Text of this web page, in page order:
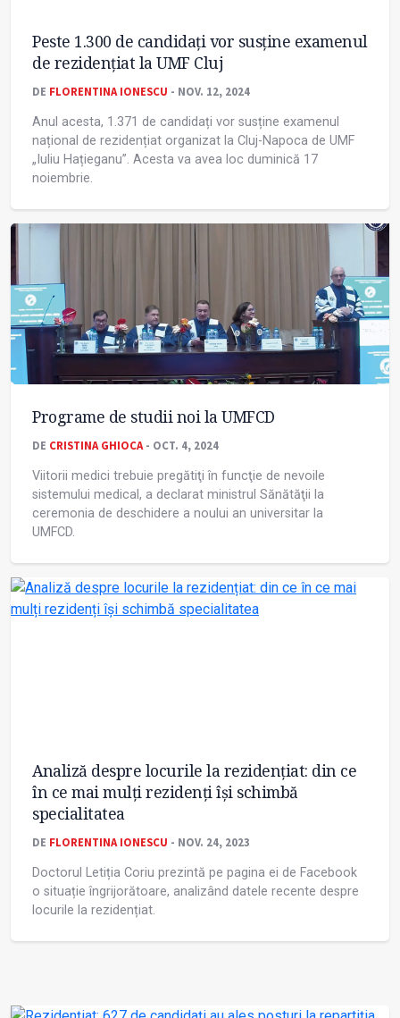
Peste 1.300 de candidați vor susține examenul
de rezidențiat la UMF Cluj
DE FLORENTINA IONESCU - NOV. 12, 2024
Anul acesta, 1.371 de candidați vor susține examenul
național de rezidențiat organizat la Cluj-Napoca de UMF
„Iuliu Hațieganu”. Acesta va avea loc duminică 17
noiembrie.
Programe de studii noi la UMFCD
DE CRISTINA GHIOCA- OCT. 4, 2024
Viitorii medici trebuie pregătiţi în funcţie de nevoile
sistemului medical, a declarat ministrul Sănătăţii la
ceremonia de deschidere a noului an universitar la
UMFCD.
Analiză despre locurile la rezidențiat: din ce
în ce mai mulți rezidenți își schimbă
specialitatea
DE FLORENTINA IONESCU - NOV. 24, 2023
Doctorul Letiția Coriu prezintă pe pagina ei de Facebook
o situație îngrijorătoare, analizând datele recente despre
locurile la rezidențiat.